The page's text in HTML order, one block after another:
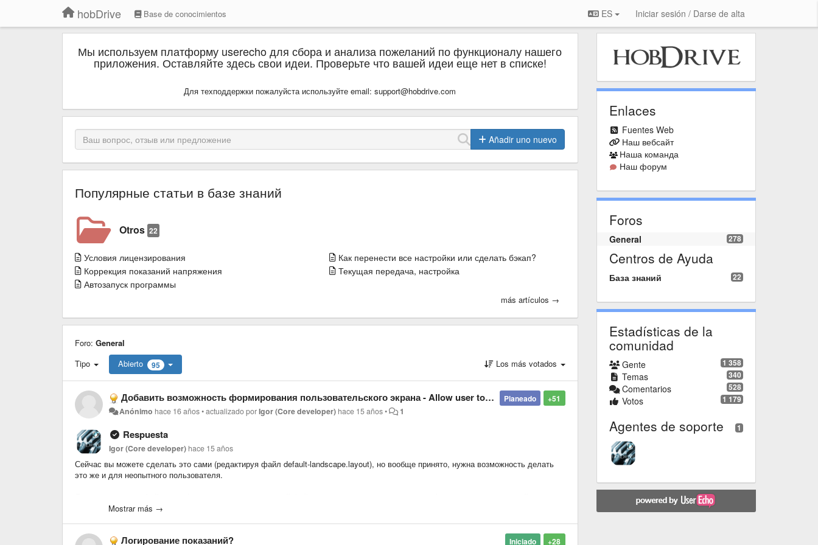
hobDrive Base de conocimientos ES Iniciar sesión / Darse de alta
Мы используем платформу userecho для сбора и анализа пожеланий по функционалу нашего
приложения. Оставляйте здесь свои идеи. Проверьте что вашей идеи еще нет в списке!
Для техподдержки пожалуйста используйте email: support@hobdrive.com
Añadir uno nuevo
Популярные статьи в базе знаний
Otros 22
Условия лицензирования
Как перенести все настройки или сделать бэкап?
Коррекция показаний напряжения
Текущая передача, настройка
Автозапуск программы
más artículos →
Foro: General
Tipo
Abierto 95 Los más votados
+51
Planeado
Добавить возможность формирования пользовательского экрана - Allow user to configure screen with custom sensors
Anónimo hace 16 años•actualizado porIgor (Core developer) hace 15 años• 1
Respuesta
Igor (Core developer) hace 15 años
Сейчас вы можете сделать это сами (редактируя файл default-landscape.layout), но вообще принято, нужна возможность делать
это же и для неопытного пользователя.
делать).Mostrar más →
+28
Iniciado
Логирование показаний?
Enlaces
Fuentes Web
Наш вебсайт
Наша команда
Наш форум
Foros
278
General
Centros de Ayuda
22
База знаний
Estadísticas de la
comunidad
1 358
Gente
340
Temas
528
Comentarios
1 179
Votos
1
Agentes de soporte